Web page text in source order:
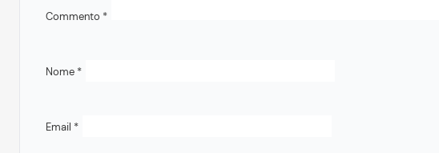
Commento *
Nome *
Email *